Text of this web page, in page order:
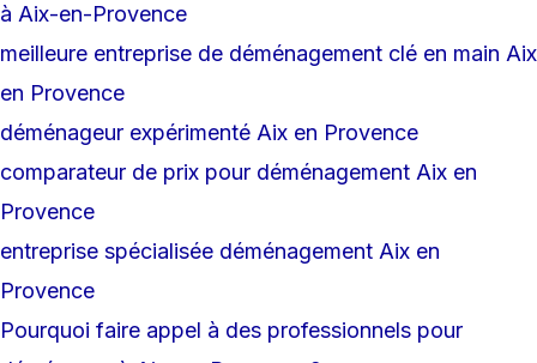
à Aix-en-Provence
meilleure entreprise de déménagement clé en main Aix
en Provence
déménageur expérimenté Aix en Provence
comparateur de prix pour déménagement Aix en
Provence
entreprise spécialisée déménagement Aix en
Provence
Pourquoi faire appel à des professionnels pour